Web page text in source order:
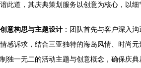
谙此道，其庆典策划服务以创意为核心，以细
创意构思与主题设计 ：团队首先与客户深入
情感诉求，结合三亚独特的海岛风情、时尚
制独一无二的活动主题与创意概念，确保庆典